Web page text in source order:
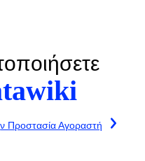
Προστασία Αγοραστή